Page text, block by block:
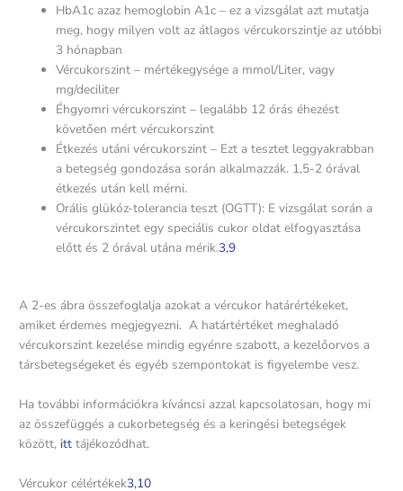
HbA1c azaz hemoglobin A1c – ez a vizsgálat azt mutatja
meg, hogy milyen volt az átlagos vércukorszintje az utóbbi
3 hónapban
Vércukorszint – mértékegysége a mmol/Liter, vagy
mg/deciliter
Éhgyomri vércukorszint – legalább 12 órás éhezést
követően mért vércukorszint
Étkezés utáni vércukorszint – Ezt a tesztet leggyakrabban
a betegség gondozása során alkalmazzák. 1,5-2 órával
étkezés után kell mérni.
Orális glükóz-tolerancia teszt (OGTT): E vizsgálat során a
vércukorszintet egy speciális cukor oldat elfogyasztása
előtt és 2 órával utána mérik.3,9
A 2-es ábra összefoglalja azokat a vércukor határértékeket,
amiket érdemes megjegyezni. A határtértéket meghaladó
vércukorszint kezelése mindig egyénre szabott, a kezelőorvos a
társbetegségeket és egyéb szempontokat is figyelembe vesz.
Ha további információkra kíváncsi azzal kapcsolatosan, hogy mi
az összefüggés a cukorbetegség és a keringési betegségek
között, itt tájékozódhat.
Vércukor célértékek3,10